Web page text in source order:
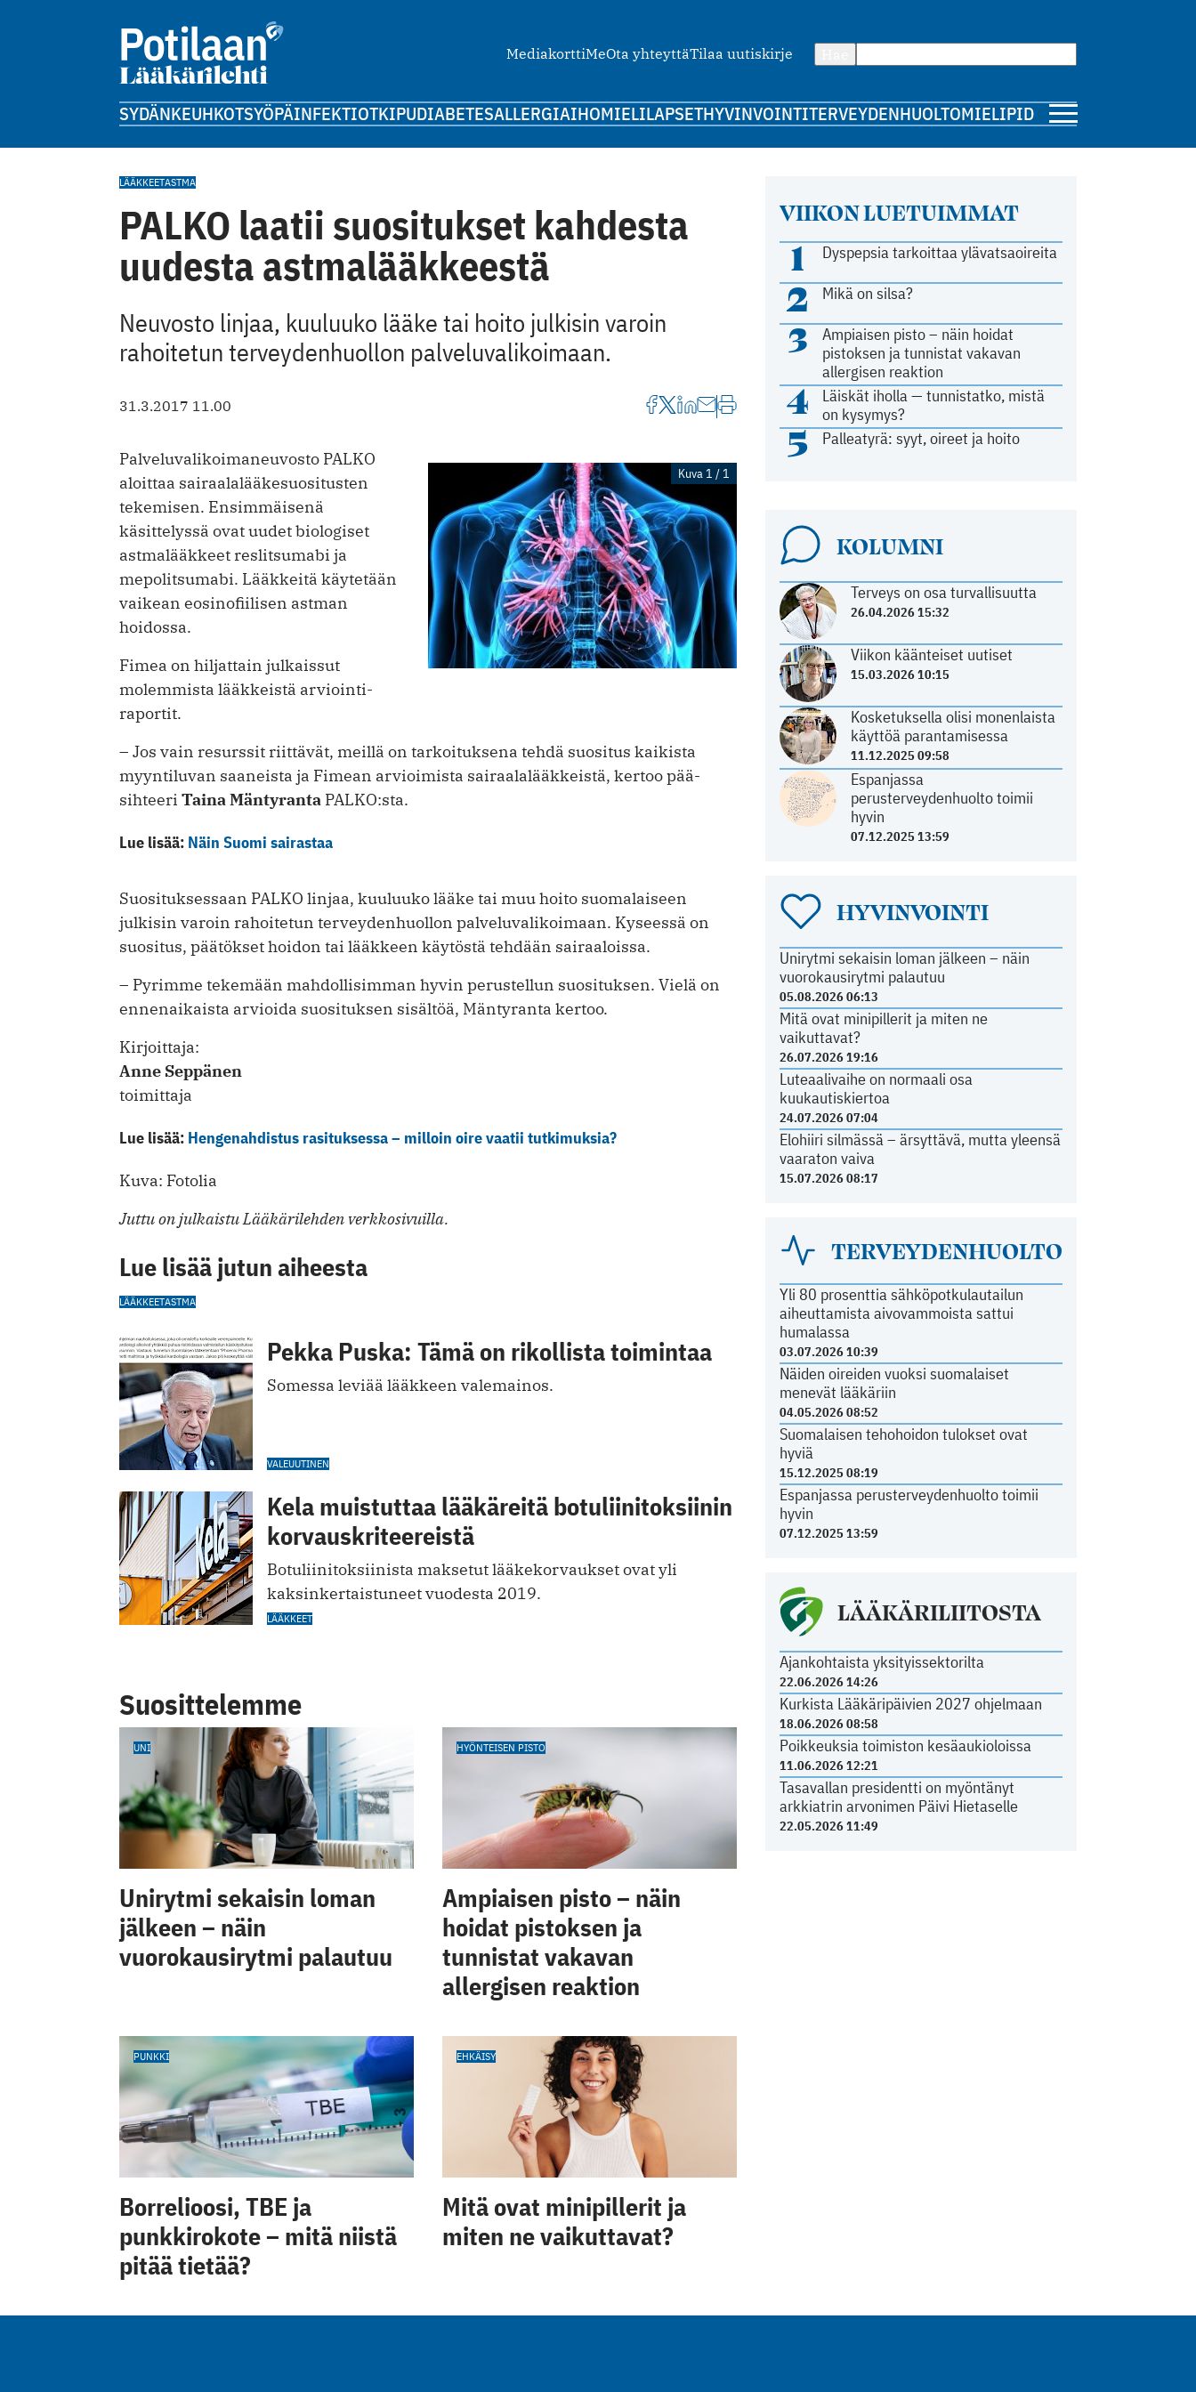
MediakorttiMeOta yhteyttäTilaa uutiskirje
SYDÄNKEUHKOTSYÖPÄINFEKTIOTKIPUDIABETESALLERGIAIHOMIELILAPSETHYVINVOINTITERVEYDENHUOLTOMIELIPIDE
VIIKON LUETUIMMAT
1 Dyspepsia tarkoittaa ylävatsaoireita
2 Mikä on silsa?
3
Ampiaisen pisto – näin hoidat
pistoksen ja tunnistat vakavan
allergisen reaktion
4
Läiskät iholla — tunnistatko, mistä
on kysymys?
5 Palleatyrä: syyt, oireet ja hoito
KOLUMNI
Terveys on osa turvallisuutta
26.04.2026 15:32
Viikon käänteiset uutiset
15.03.2026 10:15
Kosketuksella olisi monenlaista
käyttöä parantamisessa
11.12.2025 09:58
Espanjassa
perusterveydenhuolto toimii
hyvin
07.12.2025 13:59
HYVINVOINTI
Unirytmi sekaisin loman jälkeen – näin
vuorokausirytmi palautuu
05.08.2026 06:13
Mitä ovat minipillerit ja miten ne
vaikuttavat?
26.07.2026 19:16
Luteaalivaihe on normaali osa
kuukautiskiertoa
24.07.2026 07:04
Elohiiri silmässä – ärsyttävä, mutta yleensä
vaaraton vaiva
15.07.2026 08:17
TERVEYDENHUOLTO
Yli 80 prosenttia sähköpotkulautailun
aiheuttamista aivovammoista sattui
humalassa
03.07.2026 10:39
Näiden oireiden vuoksi suomalaiset
menevät lääkäriin
04.05.2026 08:52
Suomalaisen tehohoidon tulokset ovat
hyviä
15.12.2025 08:19
Espanjassa perusterveydenhuolto toimii
hyvin
07.12.2025 13:59
LÄÄKÄRILIITOSTA
Ajankohtaista yksityissektorilta
22.06.2026 14:26
Kurkista Lääkäripäivien 2027 ohjelmaan
18.06.2026 08:58
Poikkeuksia toimiston kesäaukioloissa
11.06.2026 12:21
Tasavallan presidentti on myöntänyt
arkkiatrin arvonimen Päivi Hietaselle
22.05.2026 11:49
LÄÄKKEETASTMA
PALKO laatii suositukset kahdesta
uudesta astmalääkkeestä
Neuvosto linjaa, kuuluuko lääke tai hoito julkisin varoin
rahoitetun terveydenhuollon palveluvalikoimaan.
31.3.2017 11.00
Kuva 1 / 1
Palveluvalikoimaneuvosto PALKO
aloittaa sairaalalääkesuositusten
tekemisen. Ensimmäisenä
käsittelyssä ovat uudet biologiset
astmalääkkeet reslitsumabi ja
mepolitsumabi. Lääkkeitä käytetään
vaikean eosinofiilisen astman
hoidossa.
Fimea on hiljattain julkaissut
molemmista lääkkeistä arviointi­
raportit.
– Jos vain resurssit riittävät, meillä on tarkoituksena tehdä suositus kaikista
myyntiluvan saaneista ja Fimean arvioimista sairaalalääkkeistä, kertoo pää­
sihteeri Taina Mäntyranta PALKO:sta.
Lue lisää: Näin Suomi sairastaa
Suosituksessaan PALKO linjaa, kuuluuko lääke tai muu hoito suomalaiseen
julkisin varoin rahoitetun terveydenhuollon palvelu­valikoimaan. Kyseessä on
suositus, päätökset hoidon tai lääkkeen käytöstä tehdään sairaaloissa.
– Pyrimme tekemään mahdollisimman hyvin perustellun suosituksen. Vielä on
ennenaikaista arvioida suosituksen sisältöä, Mänty­ranta kertoo.
Kirjoittaja:
Anne Seppänen
toimittaja
Lue lisää: Hengenahdistus rasituksessa – milloin oire vaatii tutkimuksia?
Kuva: Fotolia
Juttu on julkaistu Lääkärilehden verkkosivuilla.
Lue lisää jutun aiheesta
LÄÄKKEETASTMA
Pekka Puska: Tämä on rikollista toimintaa
Somessa leviää lääkkeen valemainos.
VALEUUTINEN
Kela muistuttaa lääkäreitä botuliinitoksiinin
korvauskriteereistä
Botuliinitoksiinista maksetut lääkekorvaukset ovat yli
kaksinkertaistuneet vuodesta 2019.
LÄÄKKEET
Suosittelemme
UNI
Unirytmi sekaisin loman
jälkeen – näin
vuorokausirytmi palautuu
HYÖNTEISEN PISTO
Ampiaisen pisto – näin
hoidat pistoksen ja
tunnistat vakavan
allergisen reaktion
PUNKKI
Borrelioosi, TBE ja
punkkirokote – mitä niistä
pitää tietää?
EHKÄISY
Mitä ovat minipillerit ja
miten ne vaikuttavat?